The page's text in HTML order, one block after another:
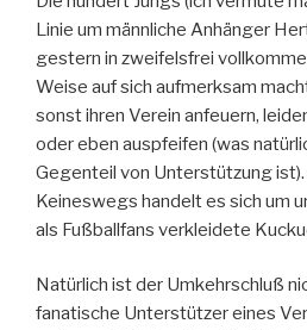
Linie um männliche Anhänger
gestern in zweifelsfrei
Weise auf sich aufmerksam
sonst ihren Verein anfeuern,
oder eben auspfeifen (was
Gegenteil von Unterstützung ist).
Keineswegs handelt es sich um
als Fußballfans verkleidete
Natürlich ist der Umkehrschluß
fanatische Unterstützer eines